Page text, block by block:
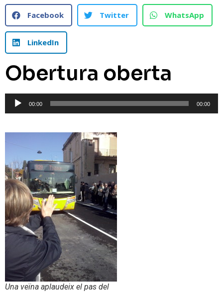
Facebook Twitter WhatsApp
LinkedIn
Obertura oberta
Reproductor
00:00 00:00
Una veïna aplaudeix el pas del